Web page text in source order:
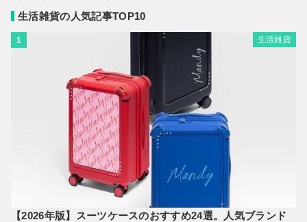
生活雑貨の人気記事TOP10
1 生活雑貨
【2026年版】スーツケースのおすすめ24選。人気ブランド